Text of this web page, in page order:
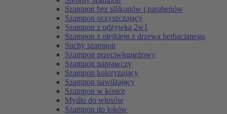
Szampon bez silikonów i parabenów
Szampon oczyszczający
Szampon z odżywką 2w1
Szampon z olejkiem z drzewa herbacianego
Suchy szampon
Szampon przeciwłupieżowy
Szampon naprawczy
Szampon koloryzujący
Szampon nawilżający
Szampon w kostce
Mydło do włosów
Szampon do loków